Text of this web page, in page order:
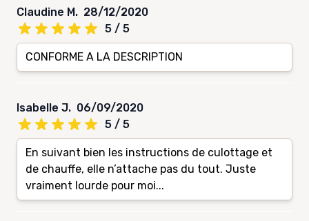
Claudine M. 28/12/2020
5 / 5
CONFORME A LA DESCRIPTION
Isabelle J. 06/09/2020
5 / 5
En suivant bien les instructions de culottage et
de chauffe, elle n’attache pas du tout. Juste
vraiment lourde pour moi...